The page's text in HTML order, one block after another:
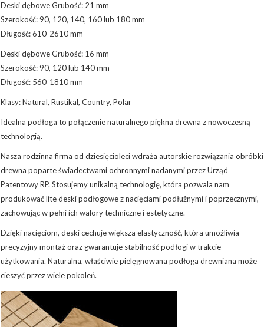
Deski dębowe Grubość: 21 mm
Szerokość: 90, 120, 140, 160 lub 180 mm
Długość: 610-2610 mm
Deski dębowe Grubość: 16 mm
Szerokość: 90, 120 lub 140 mm
Długość: 560-1810 mm
Klasy: Natural, Rustikal, Country, Polar
Idealna podłoga to połączenie naturalnego piękna drewna z nowoczesną
technologią.
Nasza rodzinna firma od dziesięcioleci wdraża autorskie rozwiązania obróbki
drewna poparte świadectwami ochronnymi nadanymi przez Urząd
Patentowy RP. Stosujemy unikalną technologię, która pozwala nam
produkować lite deski podłogowe z nacięciami podłużnymi i poprzecznymi,
zachowując w pełni ich walory techniczne i estetyczne.
Dzięki nacięciom, deski cechuje większa elastyczność, która umożliwia
precyzyjny montaż oraz gwarantuje stabilność podłogi w trakcie
użytkowania. Naturalna, właściwie pielęgnowana podłoga drewniana może
cieszyć przez wiele pokoleń.